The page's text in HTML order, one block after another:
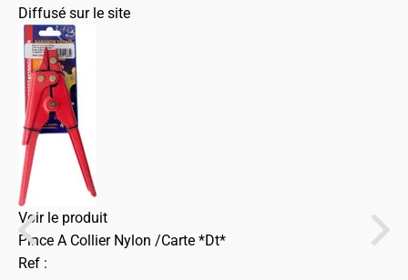
Diffusé sur le site
Voir le produit
Pince A Collier Nylon /Carte *Dt*
Ref :